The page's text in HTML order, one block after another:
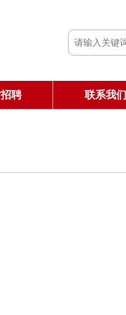
聘 联系我们